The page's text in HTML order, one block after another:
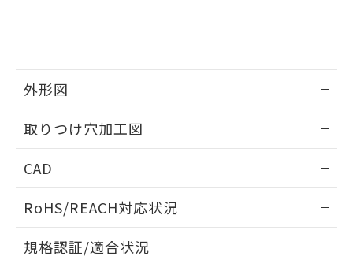
外形図
取りつけ穴加工図
CAD
ドすることができます。
RoHS/REACH対応状況
規格認証/適合状況
※本証明書は発行日時点で非含有を証明す
るもので、過去に遡って非含有を証明する
また、RoHS指令のフタル酸エステル類４
物質の対応では、対応完了までの期間は出
荷製品に未対応品が混在することから備考
既に当社にて対応品への在庫切替を完了
していることから、特段のことがない限
り、2022年1月12日より割愛しておりま